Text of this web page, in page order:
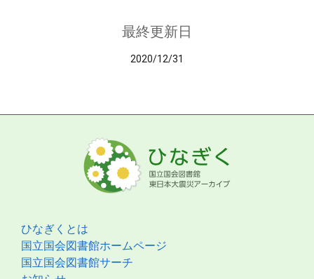
最終更新日
2020/12/31
ひなぎくとは
国立国会図書館ホームページ
国立国会図書館サーチ